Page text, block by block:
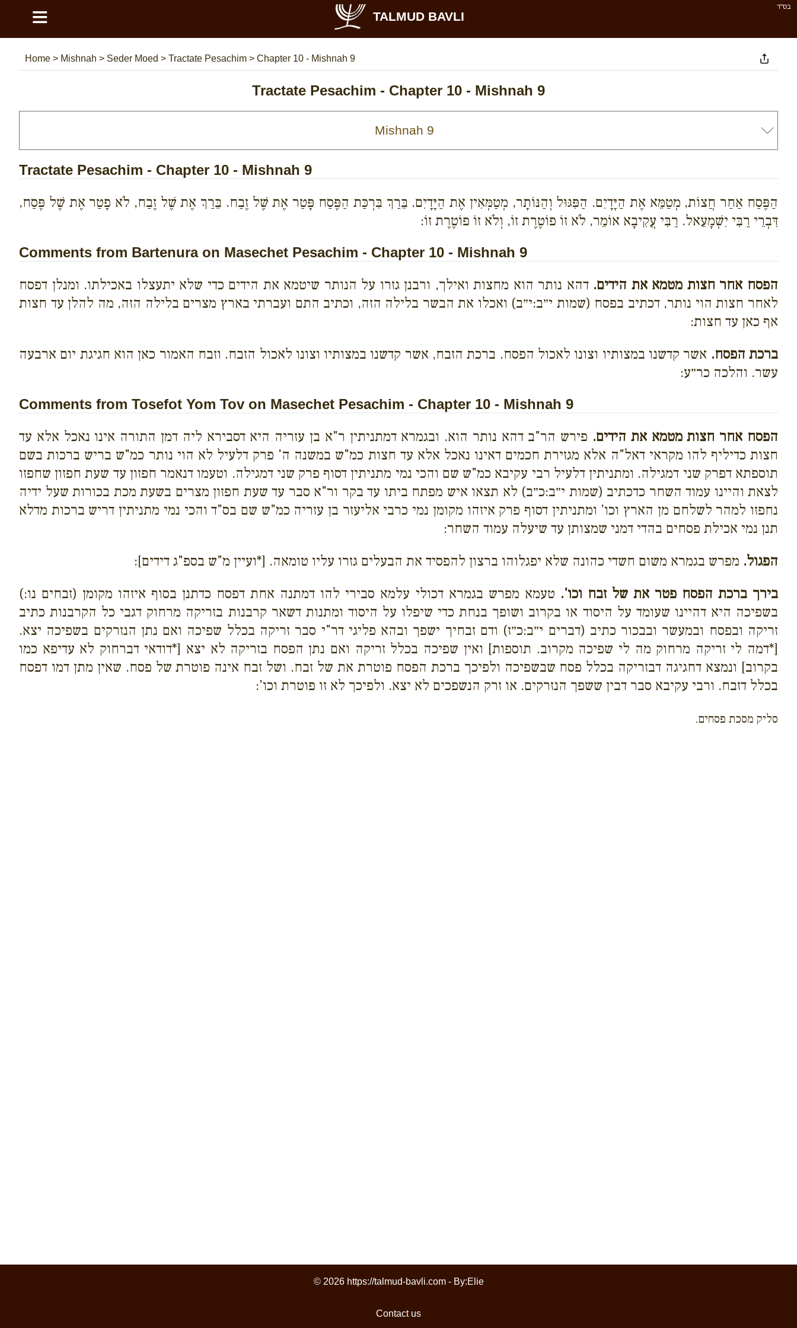
בס''ד ≡ TALMUD BAVLI
Home > Mishnah > Seder Moed > Tractate Pesachim > Chapter 10 - Mishnah 9
Tractate Pesachim - Chapter 10 - Mishnah 9
Tractate Pesachim - Chapter 10 - Mishnah 9
הַפֶּסַח אַחַר חֲצוֹת, מְטַמֵּא אֶת הַיָּדָיִם. הַפִּגּוּל וְהַנּוֹתָר, מְטַמְּאִין אֶת הַיָּדָיִם. בֵּרַךְ בִּרְכַּת הַפֶּסַח פָּטַר אֶת שֶׁל זֶבַח. בֵּרַךְ אֶת שֶׁל זֶבַח, לֹא פָטַר אֶת שֶׁל פֶּסַח,
דִּבְרֵי רַבִּי יִשְׁמָעֵאל. רַבִּי עֲקִיבָא אוֹמֵר, לֹא זוֹ פוֹטֶרֶת זוֹ, וְלֹא זוֹ פוֹטֶרֶת זוֹ:
Comments from Bartenura on Masechet Pesachim - Chapter 10 - Mishnah 9
הפסח אחר חצות מטמא את הידים. דהא נותר הוא מחצות ואילך, ורבנן גזרו על הנותר שיטמא את הידים כדי שלא יתעצלו באכילתו. ומנלן דפסח
לאחר חצות הוי נותר, דכתיב בפסח (שמות י״ב:י״ב) ואכלו את הבשר בלילה הזה, וכתיב התם ועברתי בארץ מצרים בלילה הזה, מה להלן עד חצות
אף כאן עד חצות:
ברכת הפסח. אשר קדשנו במצותיו וצונו לאכול הפסח. ברכת הזבח, אשר קדשנו במצותיו וצונו לאכול הזבח. וזבח האמור כאן הוא חגיגת יום ארבעה
עשר. והלכה כר״ע:
Comments from Tosefot Yom Tov on Masechet Pesachim - Chapter 10 - Mishnah 9
הפסח אחר חצות מטמא את הידים. פירש הר"ב דהא נותר הוא. ובגמרא דמתניתין ר"א בן עזריה היא דסבירא ליה דמן התורה אינו נאכל אלא עד
חצות כדיליף להו מקראי דאל"ה אלא מגזירת חכמים דאינו נאכל אלא עד חצות כמ"ש במשנה ה' פרק דלעיל לא הוי נותר כמ"ש בריש ברכות בשם
תוספתא דפרק שני דמגילה. ומתניתין דלעיל רבי עקיבא כמ"ש שם והכי נמי מתניתין דסוף פרק שני דמגילה. וטעמו דנאמר חפזון עד שעת חפזון שחפזו
לצאת והיינו עמוד השחר כדכתיב (שמות י״ב:כ״ב) לא תצאו איש מפתח ביתו עד בקר ור"א סבר עד שעת חפזון מצרים בשעת מכת בכורות שעל ידיה
נחפזו למהר לשלחם מן הארץ וכו' ומתניתין דסוף פרק איזהו מקומן נמי כרבי אליעזר בן עזריה כמ"ש שם בס"ד והכי נמי מתניתין דריש ברכות מדלא
תנן נמי אכילת פסחים בהדי דמני שמצותן עד שיעלה עמוד השחר:
הפגול. מפרש בגמרא משום חשדי כהונה שלא יפגלוהו ברצון להפסיד את הבעלים גזרו עליו טומאה. [*ועיין מ"ש בספ"ג דידים]:
בירך ברכת הפסח פטר את של זבח וכו'. טעמא מפרש בגמרא דכולי עלמא סבירי להו דמתנה אחת דפסח כדתנן בסוף איזהו מקומן (זבחים נו:)
בשפיכה היא דהיינו שעומד על היסוד או בקרוב ושופך בנחת כדי שיפלו על היסוד ומתנות דשאר קרבנות בזריקה מרחוק דגבי כל הקרבנות כתיב
זריקה ובפסח ובמעשר ובבכור כתיב (דברים י״ב:כ״ז) ודם זבחיך ישפך ובהא פליגי דר"י סבר זריקה בכלל שפיכה ואם נתן הנזרקים בשפיכה יצא.
[*דמה לי זריקה מרחוק מה לי שפיכה מקרוב. תוספות] ואין שפיכה בכלל זריקה ואם נתן הפסח בזריקה לא יצא [*דודאי דברחוק לא עדיפא כמו
בקרוב] ונמצא דחגיגה דבזריקה בכלל פסח שבשפיכה ולפיכך ברכת הפסח פוטרת את של זבח. ושל זבח אינה פוטרת של פסח. שאין מתן דמו דפסח
בכלל דזבח. ורבי עקיבא סבר דבין ששפך הנזרקים. או זרק הנשפכים לא יצא. ולפיכך לא זו פוטרת וכו':
סליק מסכת פסחים.
© 2026 https://talmud-bavli.com - By:Elie
Contact us